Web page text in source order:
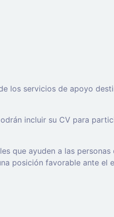
los servicios de apoyo
incluir su CV para
que ayuden a las personas
posición favorable ante el